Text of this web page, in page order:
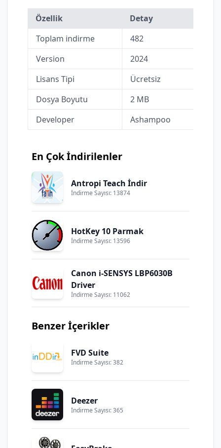
Özellik
Detay
Toplam indirme
482
Version
2024
Lisans Tipi
Ücretsiz
Dosya Boyutu
2 MB
Developer
Ashampoo
En Çok İndirilenler
Antropi Teach İndir
İndirme Sayısı: 13874
HotKey 10 Parmak
İndirme Sayısı: 13596
Canon i-SENSYS LBP6030B
Driver
İndirme Sayısı: 11062
Benzer İçerikler
FVD Suite
İndirme Sayısı: 382
Deezer
İndirme Sayısı: 365